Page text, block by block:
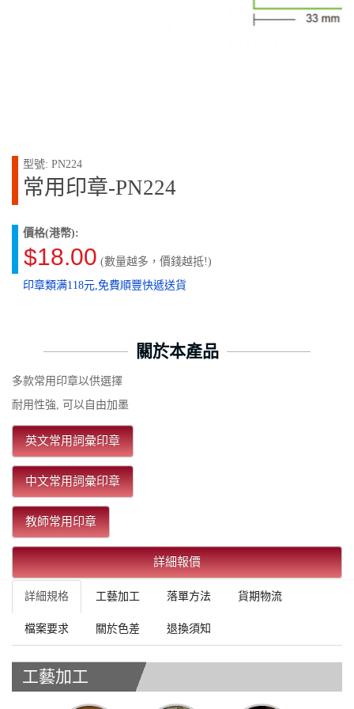
型號: PN224
常用印章-PN224
價格(港幣):
$18.00 (數量越多，價錢越抵!)
印章類满118元,免費順豐快遞送貨
關於本產品
多款常用印章以供選擇
耐用性強, 可以自由加墨
英文常用詞彙印章
中文常用詞彙印章
教師常用印章
詳細報價
詳細規格 工藝加工 落單方法 貨期物流
檔案要求 關於色差 退換須知
工藝加工